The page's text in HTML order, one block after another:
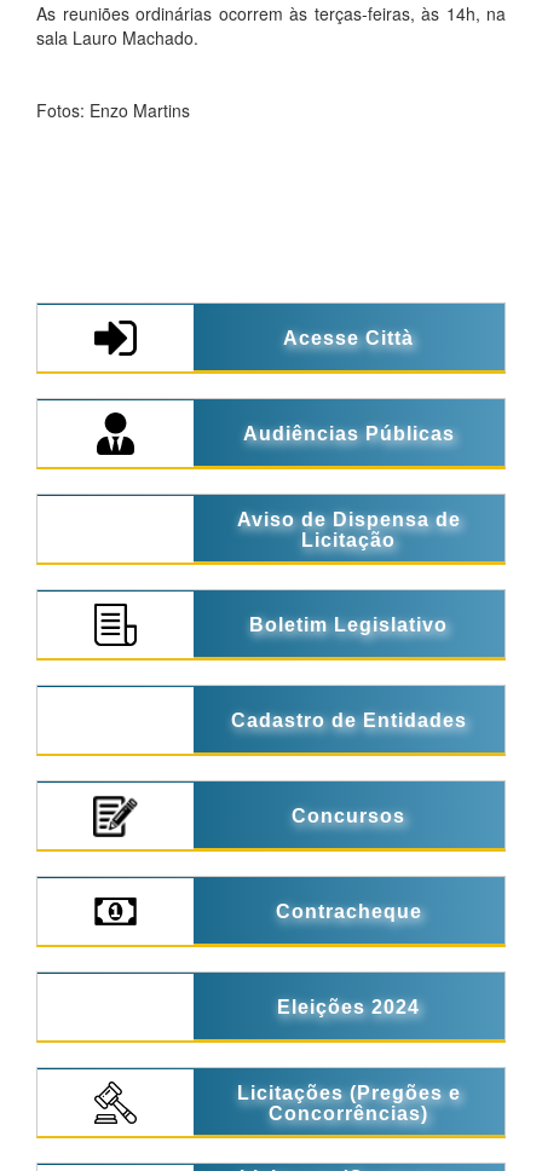
As reuniões ordinárias ocorrem às terças-feiras, às 14h, na
sala Lauro Machado.
Fotos: Enzo Martins
Acesse Città
Audiências Públicas
Aviso de Dispensa de
Licitação
Boletim Legislativo
Cadastro de Entidades
Concursos
Contracheque
Eleições 2024
Licitações (Pregões e
Concorrências)